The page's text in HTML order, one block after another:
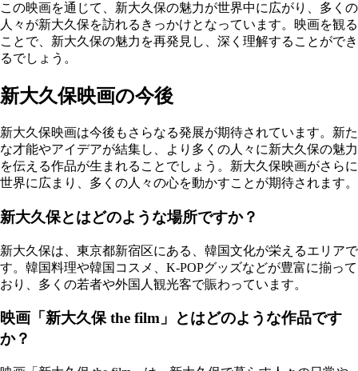
この映画を通じて、新大久保の魅力が世界中に広がり、多くの
人々が新大久保を訪れるきっかけとなっています。映画を観る
ことで、新大久保の魅力を再発見し、深く理解することができ
るでしょう。
新大久保映画の今後
新大久保映画は今後もさらなる発展が期待されています。新た
な才能やアイデアが結集し、より多くの人々に新大久保の魅力
を伝える作品が生まれることでしょう。新大久保映画がさらに
世界に広まり、多くの人々の心を動かすことが期待されます。
新大久保とはどのような場所ですか？
新大久保は、東京都新宿区にある、韓国文化が栄えるエリアで
す。韓国料理や韓国コスメ、K-POPグッズなどが豊富に揃って
おり、多くの若者や外国人観光客で賑わっています。
映画「新大久保 the film」とはどのような作品です
か？